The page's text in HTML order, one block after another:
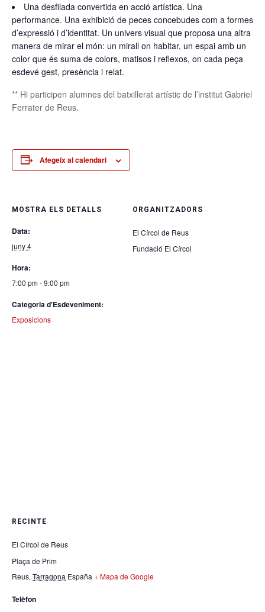
Una desfilada convertida en acció artística. Una
performance. Una exhibició de peces concebudes com a formes
d’expressió i d’identitat. Un univers visual que proposa una altra
manera de mirar el món: un mirall on habitar, un espai amb un
color que és suma de colors, matisos i reflexos, on cada peça
esdevé gest, presència i relat.
** Hi participen alumnes del batxillerat artístic de l’institut Gabriel
Ferrater de Reus.
Afegeix al calendari
MOSTRA ELS DETALLS
Data:
juny 4
Hora:
7:00 pm - 9:00 pm
Categoria d'Esdeveniment:
Exposicions
ORGANITZADORS
El Círcol de Reus
Fundació El Círcol
RECINTE
El Círcol de Reus
Plaça de Prim
Reus, Tarragona España + Mapa de Google
Telèfon